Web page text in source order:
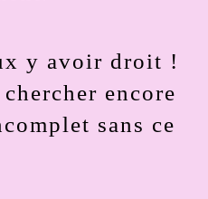
y avoir droit !
encore
sans ce